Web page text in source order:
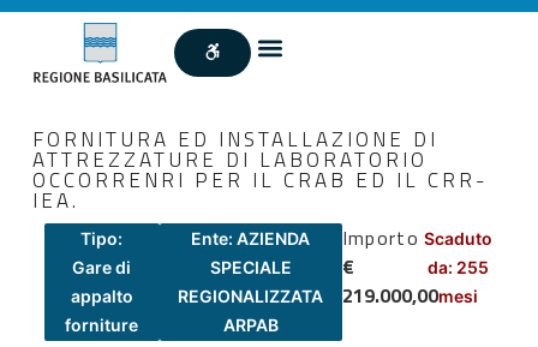
FORNITURA ED INSTALLAZIONE DI
ATTREZZATURE DI LABORATORIO
OCCORRENRI PER IL CRAB ED IL CRR-
IEA.
Tipo:
Gare di
appalto
forniture
Ente: AZIENDA
SPECIALE
REGIONALIZZATA
ARPAB
Importo
€
219.000,00
Scaduto
da: 255
mesi